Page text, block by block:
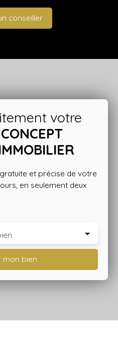
conseiller
votre
et précise de votre
en seulement deux
mon bien